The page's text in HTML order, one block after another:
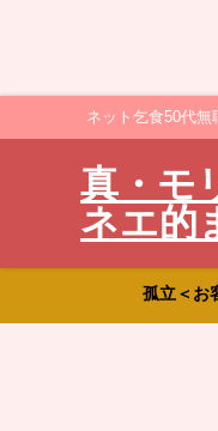
ネット乞食50代
真・モ
ネエ的
孤立＜お